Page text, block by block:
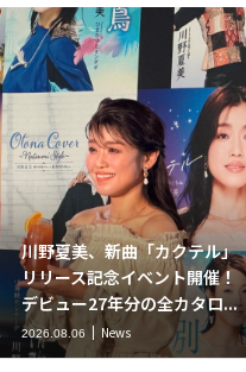
川野夏美、新曲「カクテル」
リリース記念イベント開催！
デビュー27年分の全カタロ...
2026.08.06 News